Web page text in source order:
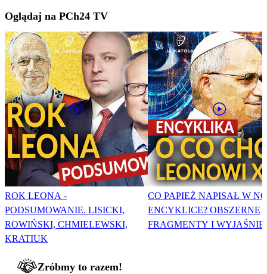
Oglądaj na PCh24 TV
ROK LEONA -
PODSUMOWANIE. LISICKI,
ROWIŃSKI, CHMIELEWSKI,
KRATIUK
CO PAPIEŻ NAPISAŁ W
ENCYKLICE? OBSZERNE
FRAGMENTY I
Zróbmy to razem!